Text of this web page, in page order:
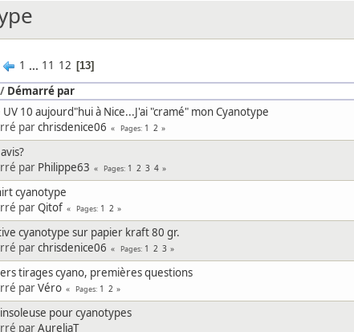
1 ... 11 12 13
/ Démarré par
10 aujourd"hui à Nice...J'ai "cramé" mon Cyanotype
parchrisdenice06 Pages 1 2
par Philippe63 Pages 1 2 3 4
cyanotype
parQitof Pages 1 2
cyanotype sur papier kraft 80 gr.
parchrisdenice06 Pages 1 2 3
tirages cyano, premières questions
parVéro Pages 1 2
pour cyanotypes
parAureliaT